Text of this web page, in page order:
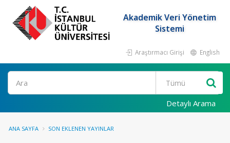
Akademik Veri Yönetim
Sistemi
Araştırmacı Girişi English
Ara
Detaylı Arama
ANA SAYFA SON EKLENEN YAYINLAR